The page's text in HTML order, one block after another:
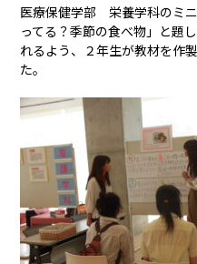
医療保健学部 栄養学科のミ
ってる？季節の食べ物」と題
れるよう、２年生が教材を作
た。